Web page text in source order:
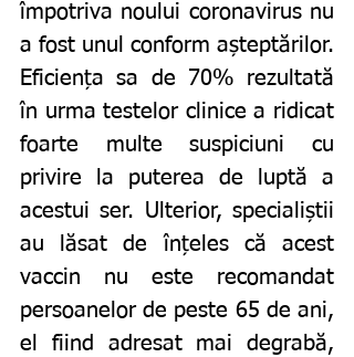
împotriva noului coronavirus nu
a fost unul conform așteptărilor.
Eficiența sa de 70% rezultată
în urma testelor clinice a ridicat
foarte multe suspiciuni cu
privire la puterea de luptă a
acestui ser. Ulterior, specialiștii
au lăsat de înțeles că acest
vaccin nu este recomandat
persoanelor de peste 65 de ani,
el fiind adresat mai degrabă,